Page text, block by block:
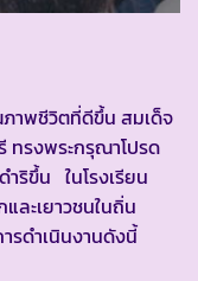
าพชีวิตที่ดีขึ้น สมเด็จ
ทรงพระกรุณาโปรด
ำริขึ้น ในโรงเรียน
ละเยาวชนในถิ่น
รดำเนินงานดังนี้